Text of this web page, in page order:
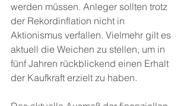
werden müssen. Anleger sollten trotz
der Rekordinflation nicht in
Aktionismus verfallen. Vielmehr gilt es
aktuell die Weichen zu stellen, um in
fünf Jahren rückblickend einen Erhalt
der Kaufkraft erzielt zu haben.